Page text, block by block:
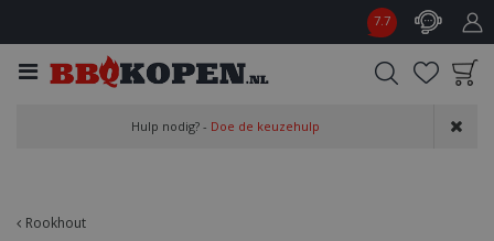
Rookhout
7.7
aan wensenlijst
Hulp nodig? - Doe de keuzehulp